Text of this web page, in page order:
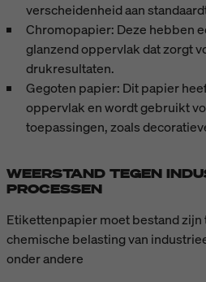
verscheidenheid aan
Chromopapier: Deze hebben
glanzend oppervlak dat zorgt
drukresultaten.
Gegoten papier: Dit papier
oppervlak en wordt gebruikt
toepassingen, zoals
WEERSTAND TEGEN
PROCESSEN
Etikettenpapier moet bestand zijn
chemische belasting van
onder andere